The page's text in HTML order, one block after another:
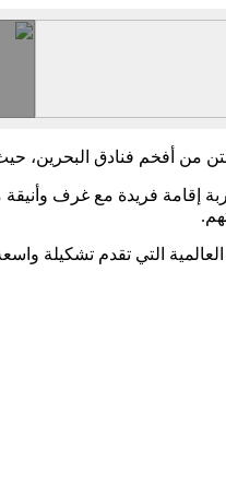
من أفخم فنادق البحرين،
إقامة فريدة مع غرف
التي تقدم تشكيلة